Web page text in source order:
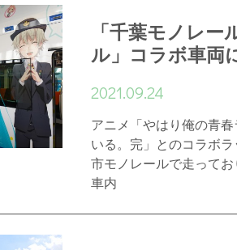
「千葉モノレー
ル」コラボ車両
2021.09.24
アニメ「やはり俺の青
いる。完」とのコラボ
市モノレールで走って
車内